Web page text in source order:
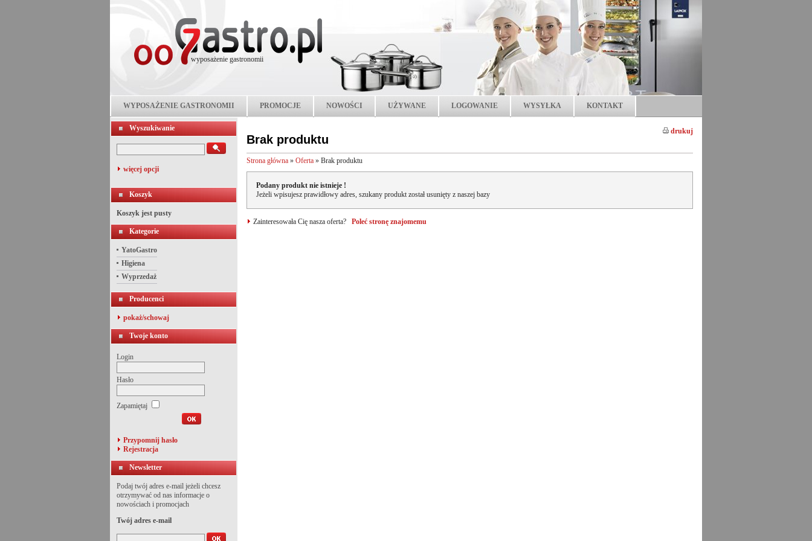
wyposażenie gastronomii
WYPOSAŻENIE GASTRONOMII PROMOCJE NOWOŚCI UŻYWANE LOGOWANIE WYSYŁKA KONTAKT
Wyszukiwanie
więcej opcji
Koszyk
Koszyk jest pusty
Kategorie
YatoGastro
Higiena
Wyprzedaż
Producenci
pokaż/schowaj
Twoje konto
Login
Hasło
Zapamiętaj
Przypomnij hasło
Rejestracja
Newsletter
Podaj twój adres e-mail jeżeli chcesz
otrzymywać od nas informacje o
nowościach i promocjach
Twój adres e-mail
drukuj
Brak produktu
Strona główna » Oferta » Brak produktu
Podany produkt nie istnieje !
Jeżeli wpisujesz prawidłowy adres, szukany produkt został usunięty z naszej bazy
Zainteresowała Cię nasza oferta? Poleć stronę znajomemu